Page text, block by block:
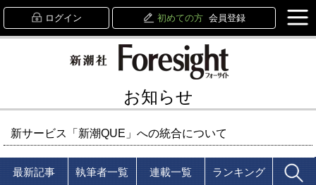
ログイン 初めての方 会員登録
お知らせ
新サービス「新潮QUE」への統合について
最新記事 執筆者一覧 連載一覧 ランキング